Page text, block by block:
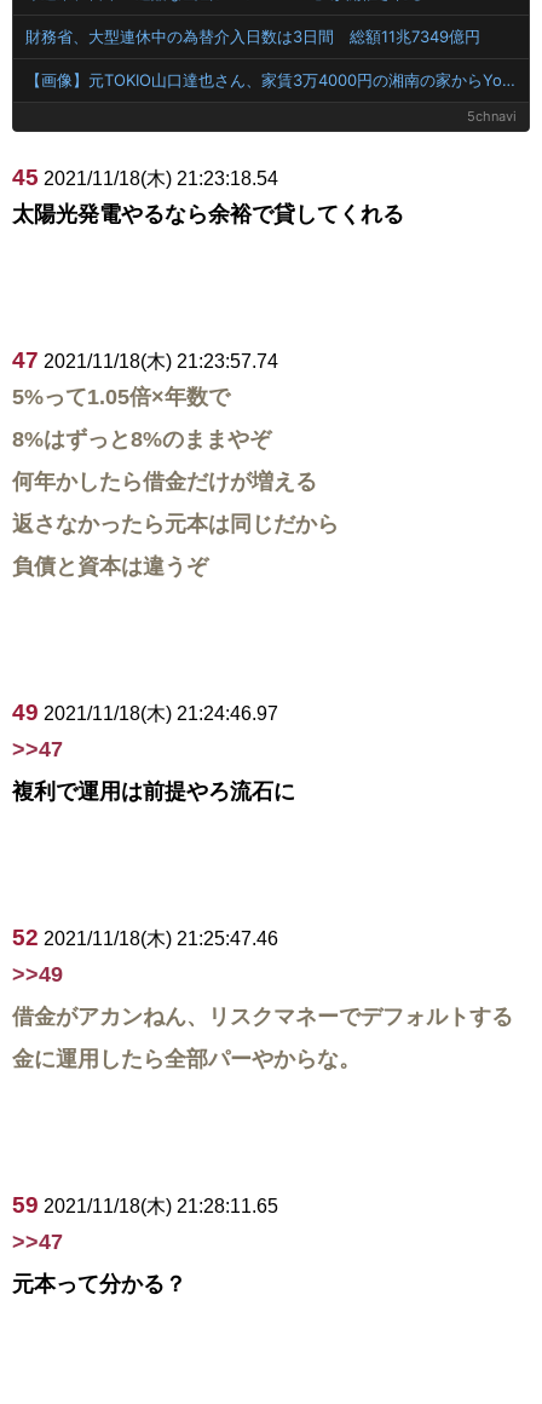
財務省、大型連休中の為替介入日数は3日間 総額11兆7349億円
【画像】元TOKIO山口達也さん、家賃3万4000円の湘南の家からYouTube更新。激痩せした現在の姿がこちら…
5chnavi
45 2021/11/18(木) 21:23:18.54
太陽光発電やるなら余裕で貸してくれる
47 2021/11/18(木) 21:23:57.74
5%って1.05倍×年数で
8%はずっと8%のままやぞ
何年かしたら借金だけが増える
返さなかったら元本は同じだから
負債と資本は違うぞ
49 2021/11/18(木) 21:24:46.97
>>47
複利で運用は前提やろ流石に
52 2021/11/18(木) 21:25:47.46
>>49
借金がアカンねん、リスクマネーでデフォルトする
金に運用したら全部パーやからな。
59 2021/11/18(木) 21:28:11.65
>>47
元本って分かる？